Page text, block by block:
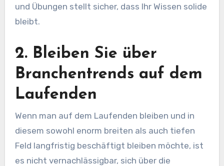
und Übungen stellt sicher, dass Ihr Wissen solide
bleibt.
2. Bleiben Sie über
Branchentrends auf dem
Laufenden
Wenn man auf dem Laufenden bleiben und in
diesem sowohl enorm breiten als auch tiefen
Feld langfristig beschäftigt bleiben möchte, ist
es nicht vernachlässigbar, sich über die